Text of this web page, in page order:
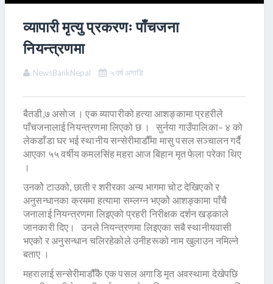
व्यापारी मृत्यु प्रकरणः पाँचजना
नियन्त्रणमा
NewsBankNepal ५ वर्ष अगाडि
बैतडी,७ असाेज । एक व्यापारीको हत्या आशङ्कामा प्रहरीले
पाँचजनालाई नियन्त्रणमा लिएको छ । सुर्नया गाउँपालिका– ४ को
लेकडाँडा घर भई स्थानीय सन्सेरीमाडौँमा मासु पसल सञ्चालन गर्दै
आएका ५५ वर्षीय कमलसिंह महरा आज बिहान मृत फेला परेका थिए
।
उनकोे टाउको, छाती र शरीरका अन्य भागमा चोट देखिएको र
अनुसन्धानका क्रममा हत्यामा सम्लग्न भएकोे आशङ्कामा पाँचै
जनालाई नियन्त्रणमा लिइएको प्रहरी निरीक्षक दर्शन खड्काले
जानकारी दिए। उनले नियन्त्रणमा लिइएका सबै स्थानीयवासी
भएको र अनुसन्धान चलिरहेकोले उनीहरूको नाम खुलाउन नमिल्ने
बताए ।
महरालाई सन्सेरीमाडौँकै एक पसल अगाडि मृत अवस्थामा देखेपछि